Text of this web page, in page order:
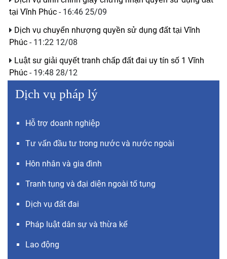
tại Vĩnh Phúc - 16:46 25/09
Dịch vụ chuyển nhượng quyền sử dụng đất tại Vĩnh
Phúc - 11:22 12/08
Luật sư giải quyết tranh chấp đất đai uy tín số 1 Vĩnh
Phúc - 19:48 28/12
Dịch vụ pháp lý
Hỗ trợ doanh nghiệp
Tư vấn đầu tư trong nước và nước ngoài
Hôn nhân và gia đình
Tranh tụng và đại diện ngoài tố tụng
Dịch vụ đất đai
Pháp luật dân sự và thừa kế
Lao động